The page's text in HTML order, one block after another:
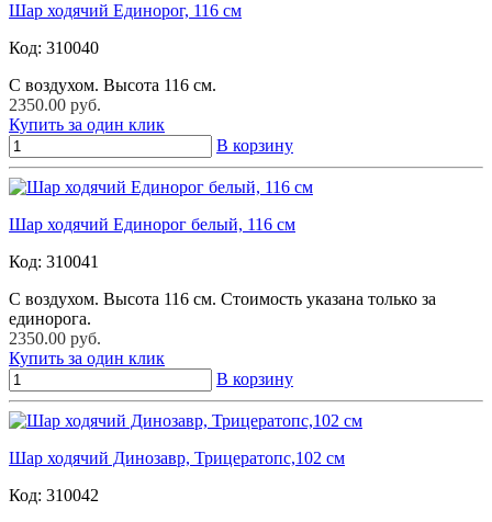
Шар ходячий Единорог, 116 см
Код: 310040
С воздухом. Высота 116 см.
2350.00 руб.
Купить за один клик
В корзину
Шар ходячий Единорог белый, 116 см
Код: 310041
С воздухом. Высота 116 см. Стоимость указана только за
единорога.
2350.00 руб.
Купить за один клик
В корзину
Шар ходячий Динозавр, Трицератопс,102 см
Код: 310042